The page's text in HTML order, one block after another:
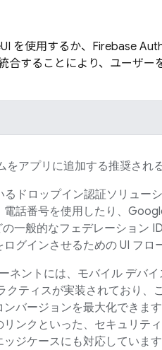
を使用するか、 Firebase
合することにより、ユーザー
アプリに追加する推奨される
るドロップイン認証ソリュー
電話番号を使用したり、
一般的なフェデレーション
グインさせるための UI フロ
ネントには、モバイル デバイ
クティスが実装されており、
バージョンを最大化できま
ンクといった、セキュリテ
ジケースにも対応しています